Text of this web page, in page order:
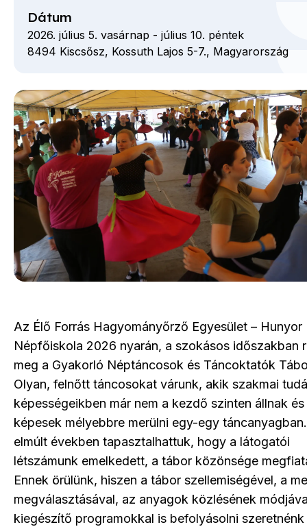
Az Élő Forrás Hagyományőrző Egyesület – Hunyor
Népfőiskola 2026 nyarán, a szokásos időszakban
meg a Gyakorló Néptáncosok és Táncoktatók
Olyan, felnőtt táncosokat várunk, akik szakmai
képességeikben már nem a kezdő szinten állnak és
képesek mélyebbre merülni egy-egy
elmúlt években tapasztalhattuk, hogy a látogatói
létszámunk emelkedett, a tábor közönsége
Ennek örülünk, hiszen a tábor szellemiségével, a
megválasztásával, az anyagok közlésének
kiegészítő programokkal is befolyásolni szeretnénk
Dátum
2026. július 5. vasárnap - július 10. péntek
8494 Kiscsősz, Kossuth Lajos 5-7., Magyarország